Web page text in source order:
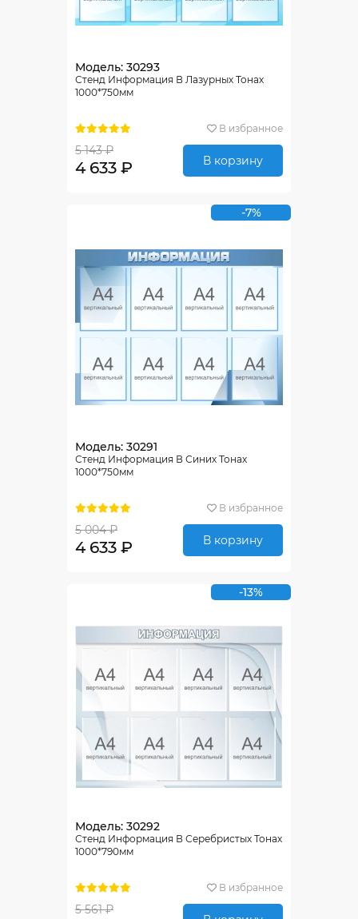
Модель: 30293
Стенд Информация В Лазурных Тонах
1000*750мм
В избранное
5 143 ₽
4 633 ₽ В корзину
-7%
Модель: 30291
Стенд Информация В Синих Тонах
1000*750мм
В избранное
5 004 ₽
4 633 ₽ В корзину
-13%
Модель: 30292
Стенд Информация В Серебристых Тонах
1000*790мм
В избранное
5 561 ₽